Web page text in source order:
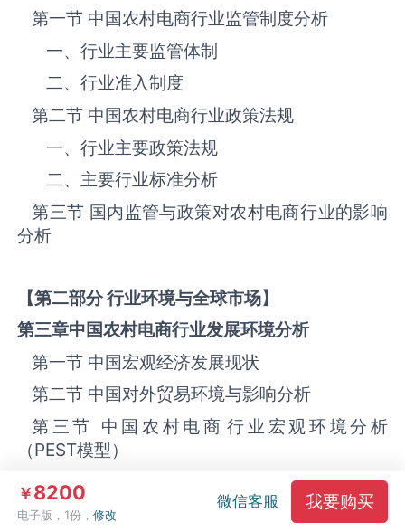
第一节 中国农村电商‌‌‌行业监管制度分析
一、行业主要监管体制
二、行业准入制度
第二节 中国农村电商‌‌‌行业政策法规
一、行业主要政策法规
二、主要行业标准分析
第三节 国内监管与政策对农村电商‌‌‌行业的影响
分析
【第二部分 行业环境与全球市场】
第三章中国农村电商行业发展环境分析
第一节 中国宏观经济发展现状
第二节 中国对外贸易环境与影响分析
第三节 中国农村电商‌‌‌行业宏观环境分析
（PEST模型）
一、PEST
二、政策环境影响分析
￥8200
电子版，1份，修改
微信客服 我要购买